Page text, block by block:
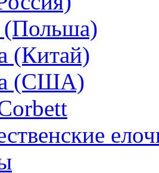
(Польша)
(Китай)
(США)